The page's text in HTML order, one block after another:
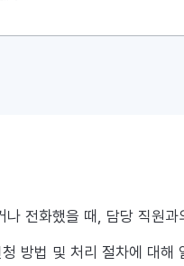
나 전화했을 때, 담당 직원
방법 및 처리 절차에 대해